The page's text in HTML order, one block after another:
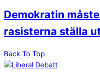
Demokratin
rasisterna ställa
Back To Top